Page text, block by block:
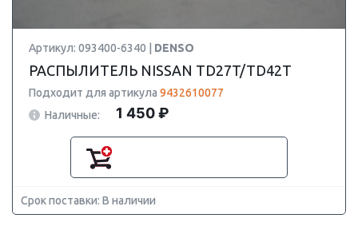
Артикул: 093400-6340 | DENSO
РАСПЫЛИТЕЛЬ NISSAN TD27T/TD42T
Подходит для артикула 9432610077
Наличные:
1 450 ₽
Срок поставки: В наличии